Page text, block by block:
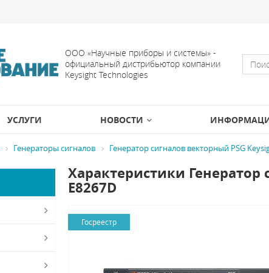
ООО «Научные приборы и системы» -
официальный дистрибьютор компании
Keysight Technologies
УСЛУГИ НОВОСТИ
Генераторы сигналов Генератор сигналов векторный PSG
Характеристики Генератор
E8267D
Госреестр